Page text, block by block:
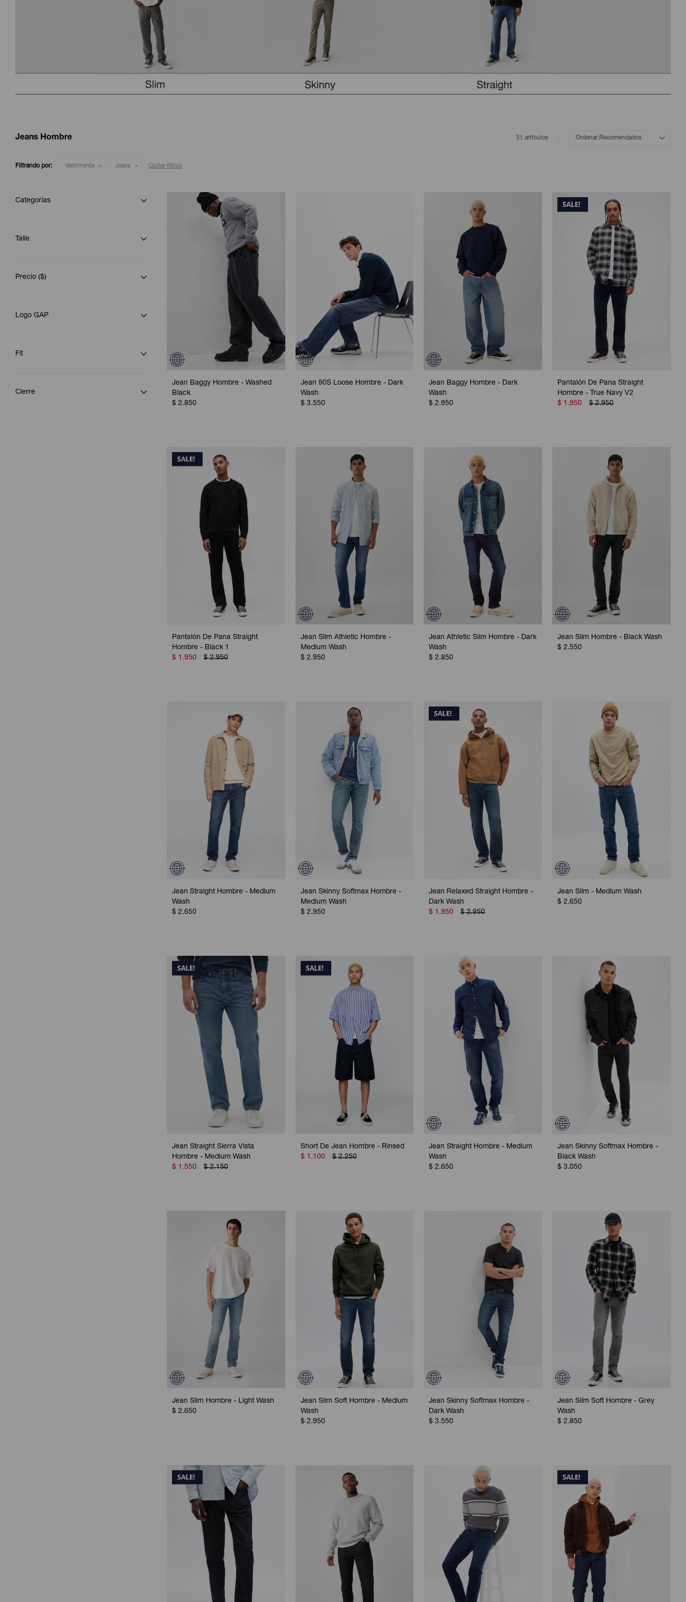
Jeans Hombre 31 artículos Recomendados
Filtrando por: Vestimenta Jeans Quitar filtros
Jean Baggy Hombre - Washed
Black
$ 2.850
Jean 90S Loose Hombre - Dark
Wash
$ 3.550
Jean Baggy Hombre - Dark
Wash
$ 2.950
Pantalón De Pana Straight
Hombre - True Navy V2
$ 1.950 $ 2.950
Pantalón De Pana Straight
Hombre - Black 1
$ 1.950 $ 2.950
Jean Slim Athletic Hombre -
Medium Wash
$ 2.950
Jean Athletic Slim Hombre - Dark
Wash
$ 2.850
Jean Slim Hombre - Black Wash
$ 2.550
Jean Straight Hombre - Medium
Wash
$ 2.650
Jean Skinny Softmax Hombre -
Medium Wash
$ 2.950
Jean Relaxed Straight Hombre -
Dark Wash
$ 1.950 $ 2.950
Jean Slim - Medium Wash
$ 2.650
Jean Straight Sierra Vista
Hombre - Medium Wash
$ 1.550 $ 2.150
Short De Jean Hombre - Rinsed
$ 1.100 $ 2.250
Jean Straight Hombre - Medium
Wash
$ 2.650
Jean Skinny Softmax Hombre -
Black Wash
$ 3.050
Jean Slim Hombre - Light Wash
$ 2.650
Jean Slim Soft Hombre - Medium
Wash
$ 2.950
Jean Skinny Softmax Hombre -
Dark Wash
$ 3.550
Jean Slim Soft Hombre - Grey
Wash
$ 2.850
Categorías
Talle
Precio ($)
Logo GAP
Fit
Cierre